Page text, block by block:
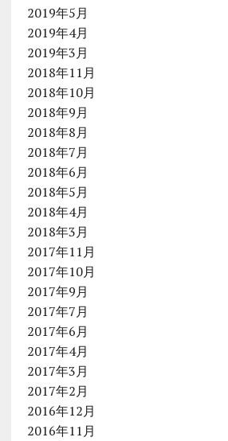
2019年5月
2019年4月
2019年3月
2018年11月
2018年10月
2018年9月
2018年8月
2018年7月
2018年6月
2018年5月
2018年4月
2018年3月
2017年11月
2017年10月
2017年9月
2017年7月
2017年6月
2017年4月
2017年3月
2017年2月
2016年12月
2016年11月